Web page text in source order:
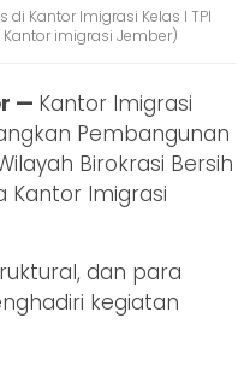
Kantor Imigrasi Kelas I TPI
Kantor imigrasi Jember)
— Kantor Imigrasi
Pembangunan
Birokrasi Bersih
Kantor Imigrasi
dan para
kegiatan